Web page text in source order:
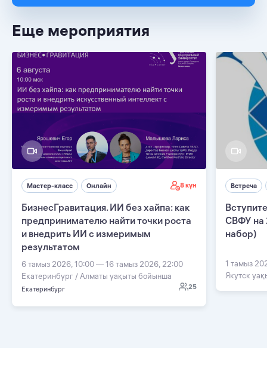
Еще мероприятия
Мастер-класс Онлайн 8 күн
БизнесГравитация. ИИ без хайпа: как
предпринимателю найти точки роста
и внедрить ИИ с измеримым
результатом
6 тамыз 2026, 10:00 — 16 тамыз 2026, 22:00
Екатеринбург / Алматы уақыты бойынша
Екатеринбург 25
Встреча
СВФУ на
набор)
1 тамыз
Якутск